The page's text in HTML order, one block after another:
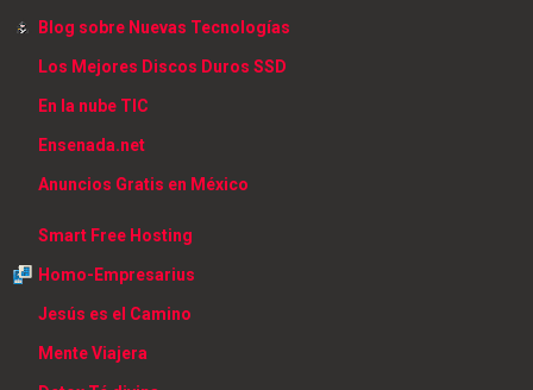
Blog sobre Nuevas Tecnologías
Los Mejores Discos Duros SSD
En la nube TIC
Ensenada.net
Anuncios Gratis en México
Smart Free Hosting
Homo-Empresarius
Jesús es el Camino
Mente Viajera